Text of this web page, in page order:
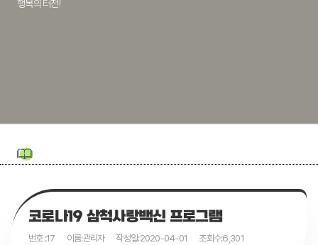
행복의 터전!
코로나19 삼척사랑백신 프로그램
번호 :17 이름:관리자 작성일:2020-04-01 조회수:6,301